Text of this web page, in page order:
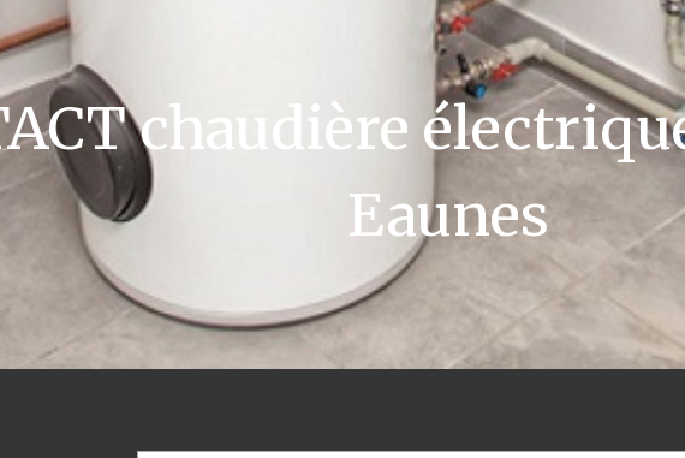
chaudière
Eaunes